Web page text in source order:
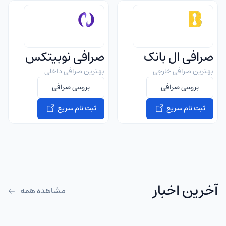
صرافی ال بانک
بهترین صرافی خارجی
بررسی صرافی
ثبت نام سریع
صرافی نوبیتکس
بهترین صرافی داخلی
بررسی صرافی
ثبت نام سریع
آخرین اخبار مشاهده همه